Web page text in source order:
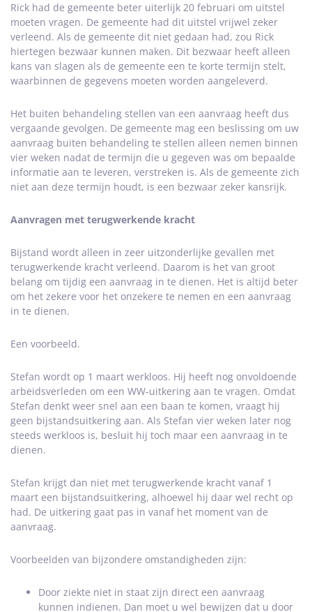
Rick had de gemeente beter uiterlijk 20 februari om uitstel
moeten vragen. De gemeente had dit uitstel vrijwel zeker
verleend. Als de gemeente dit niet gedaan had, zou Rick
hiertegen bezwaar kunnen maken. Dit bezwaar heeft alleen
kans van slagen als de gemeente een te korte termijn stelt,
waarbinnen de gegevens moeten worden aangeleverd.
Het buiten behandeling stellen van een aanvraag heeft dus
vergaande gevolgen. De gemeente mag een beslissing om uw
aanvraag buiten behandeling te stellen alleen nemen binnen
vier weken nadat de termijn die u gegeven was om bepaalde
informatie aan te leveren, verstreken is. Als de gemeente zich
niet aan deze termijn houdt, is een bezwaar zeker kansrijk.
Aanvragen met terugwerkende kracht
Bijstand wordt alleen in zeer uitzonderlijke gevallen met
terugwerkende kracht verleend. Daarom is het van groot
belang om tijdig een aanvraag in te dienen. Het is altijd beter
om het zekere voor het onzekere te nemen en een aanvraag
in te dienen.
Een voorbeeld.
Stefan wordt op 1 maart werkloos. Hij heeft nog onvoldoende
arbeidsverleden om een WW-uitkering aan te vragen. Omdat
Stefan denkt weer snel aan een baan te komen, vraagt hij
geen bijstandsuitkering aan. Als Stefan vier weken later nog
steeds werkloos is, besluit hij toch maar een aanvraag in te
dienen.
Stefan krijgt dan niet met terugwerkende kracht vanaf 1
maart een bijstandsuitkering, alhoewel hij daar wel recht op
had. De uitkering gaat pas in vanaf het moment van de
aanvraag.
Voorbeelden van bijzondere omstandigheden zijn:
Door ziekte niet in staat zijn direct een aanvraag
kunnen indienen. Dan moet u wel bewijzen dat u door